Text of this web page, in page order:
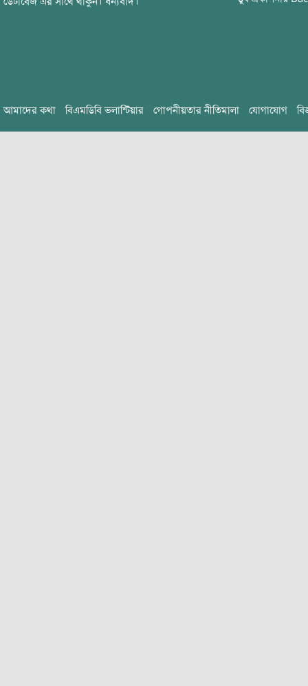
আমাদের কথা বিএমডিবি ভলান্টিয়ার গোপনীয়তার নীতিমালা যোগাযোগ